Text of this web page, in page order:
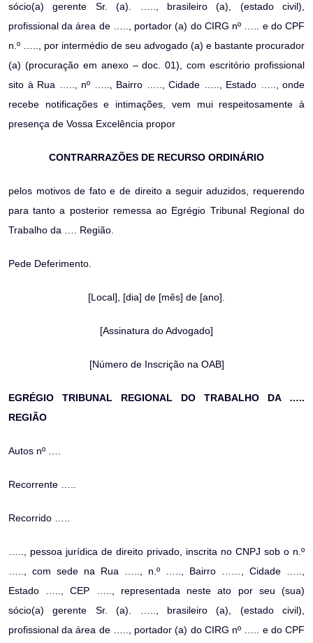
sócio(a) gerente Sr. (a). ….., brasileiro (a), (estado civil),
profissional da área de ….., portador (a) do CIRG nº ….. e do CPF
n.º ….., por intermédio de seu advogado (a) e bastante procurador
(a) (procuração em anexo – doc. 01), com escritório profissional
sito à Rua ….., nº ….., Bairro ….., Cidade ….., Estado ….., onde
recebe notificações e intimações, vem mui respeitosamente à
presença de Vossa Excelência propor
CONTRARRAZÕES DE RECURSO ORDINÁRIO
pelos motivos de fato e de direito a seguir aduzidos, requerendo
para tanto a posterior remessa ao Egrégio Tribunal Regional do
Trabalho da …. Região.
Pede Deferimento.
[Local], [dia] de [mês] de [ano].
[Assinatura do Advogado]
[Número de Inscrição na OAB]
EGRÉGIO TRIBUNAL REGIONAL DO TRABALHO DA …..
REGIÃO
Autos nº ….
Recorrente …..
Recorrido …..
….., pessoa jurídica de direito privado, inscrita no CNPJ sob o n.º
….., com sede na Rua ….., n.º ….., Bairro ……, Cidade …..,
Estado ….., CEP ….., representada neste ato por seu (sua)
sócio(a) gerente Sr. (a). ….., brasileiro (a), (estado civil),
profissional da área de ….., portador (a) do CIRG nº ….. e do CPF